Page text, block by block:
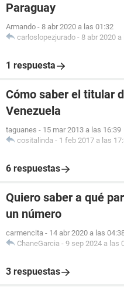
Paraguay
Armando - 8 abr 2020 a las 01:32
carloslopezjurado - 8 abr 2020
1 respuesta
Cómo saber el titular
Venezuela
taguanes - 15 mar 2013 a las 16:39
cositalinda - 1 feb 2017 a las
6 respuestas
Quiero saber a qué
un número
carmencita - 14 abr 2020 a las
ChaneGarcia - 9 sep 2024 a las
3 respuestas